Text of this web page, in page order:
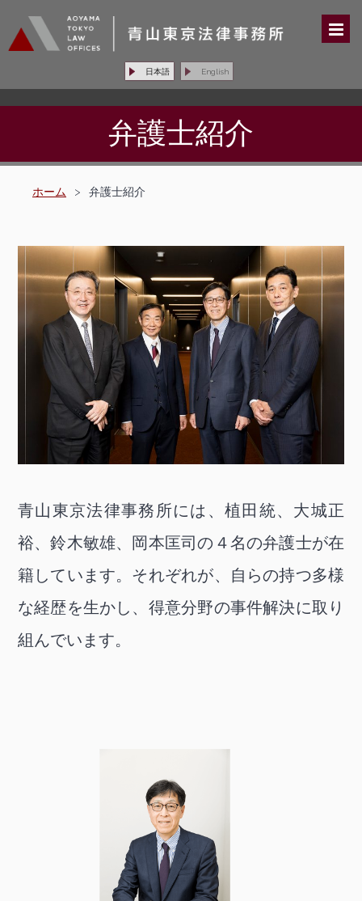
日本語 English
弁護士紹介
ホーム > 弁護士紹介
青山東京法律事務所には、植田統、大城正
裕、鈴木敏雄、岡本匡司の４名の弁護士が在
籍しています。それぞれが、自らの持つ多様
な経歴を生かし、得意分野の事件解決に取り
組んでいます。